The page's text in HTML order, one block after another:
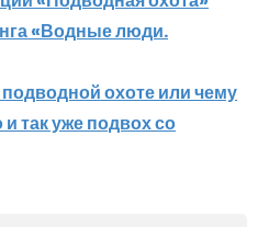
«Водные люди.
охоте или чему
и так уже подвох со